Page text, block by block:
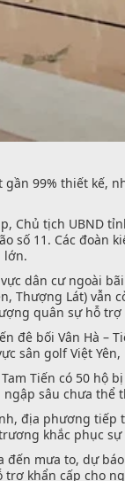
99% thiết kế,
Chủ tịch UBND
số 11. Các đoàn
lớn.
dân cư ngoài
Thượng Lát)
quân sự hỗ
đê bối Vân Hà –
sân golf Việt
Tiến có 50 hộ
sâu chưa thể
địa phương
khắc phục
đến mưa to, dự
khẩn cấp cho